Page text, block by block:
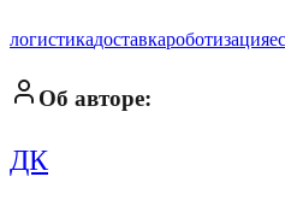
логистикадоставкароботизация
Об авторе:
ДК